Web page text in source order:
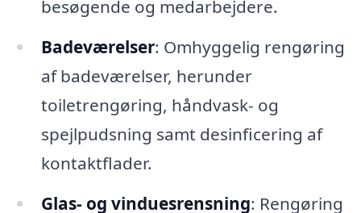
besøgende og medarbejdere.
Badeværelser: Omhyggelig rengøring
af badeværelser, herunder
toiletrengøring, håndvask- og
spejlpudsning samt desinficering af
kontaktflader.
Glas- og vinduesrensning: Rengøring